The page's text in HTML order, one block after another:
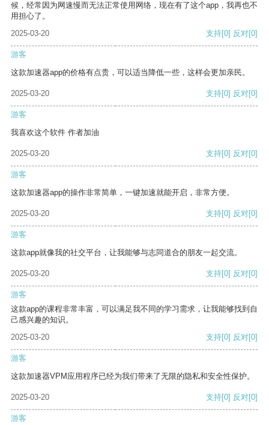
候，经常因为网速慢而无法正常使用网络，现在有了这个app，我再也不
用担心了。
2025-03-20
支持[0] 反对[0]
游客
这款加速器app的价格有点贵，可以适当降低一些，这样会更加亲民。
2025-03-20 支持[0] 反对[0]
游客
我喜欢这个软件 作者加油
2025-03-20 支持[0] 反对[0]
游客
这款加速器app的操作非常简单，一键加速就能开启，非常方便。
2025-03-20 支持[0] 反对[0]
游客
这款app就像我的社交平台，让我能够与志同道合的朋友一起交流。
2025-03-20 支持[0] 反对[0]
游客
这款app的课程非常丰富，可以满足我不同的学习需求，让我能够找到自
己感兴趣的知识。
2025-03-20
支持[0] 反对[0]
游客
这款加速器VPM应用程序已经为我们带来了无限的隐私和安全性保护。
2025-03-20 支持[0] 反对[0]
游客